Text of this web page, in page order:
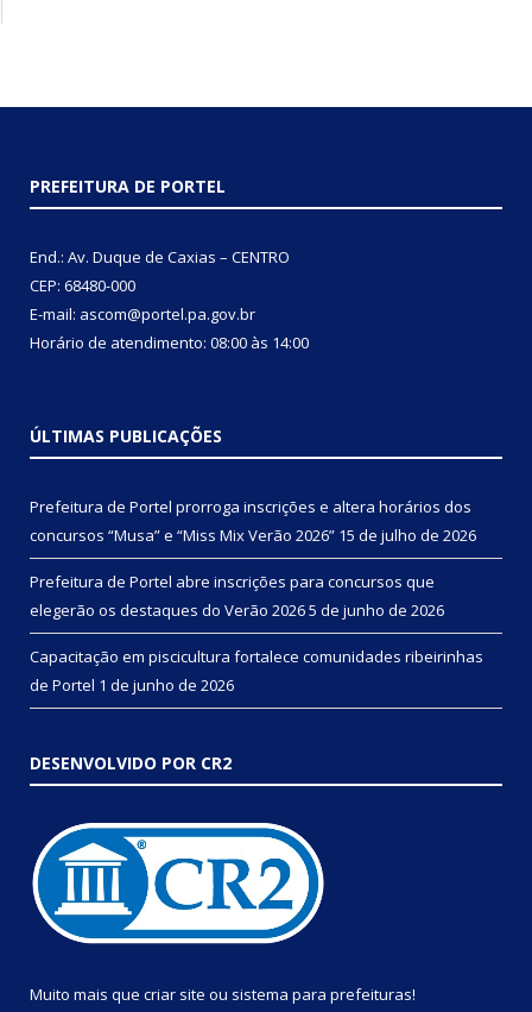
PREFEITURA DE PORTEL
End.: Av. Duque de Caxias – CENTRO
CEP: 68480-000
E-mail: ascom@portel.pa.gov.br
Horário de atendimento: 08:00 às 14:00
ÚLTIMAS PUBLICAÇÕES
Prefeitura de Portel prorroga inscrições e altera horários dos
concursos “Musa” e “Miss Mix Verão 2026” 15 de julho de 2026
Prefeitura de Portel abre inscrições para concursos que
elegerão os destaques do Verão 20265 de junho de 2026
Capacitação em piscicultura fortalece comunidades ribeirinhas
de Portel 1 de junho de 2026
DESENVOLVIDO POR CR2
Muito mais que criar site ou sistema para prefeituras!